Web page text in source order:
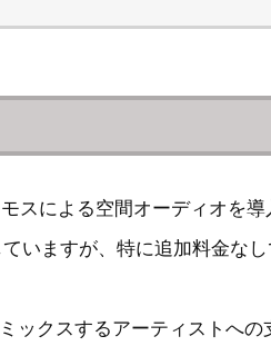
スによる空間オーディオを
いますが、特に追加料金な
ックスするアーティストへ